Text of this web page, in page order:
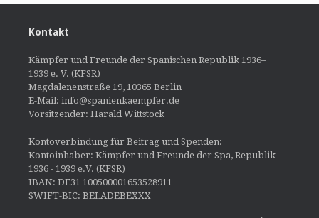
Kontakt
Kämpfer und Freunde der Spanischen Republik 1936–
1939 e. V. (KFSR)
Magdalenenstraße 19, 10365 Berlin
E-Mail: info@spanienkaempfer.de
Vorsitzender: Harald Wittstock
Kontoverbindung für Beitrag und Spenden:
Kontoinhaber: Kämpfer und Freunde der Spa, Republik
1936 - 1939 e.V. (KFSR)
IBAN: DE31 100500001653528911
SWIFT-BIC: BELADEBEXXX